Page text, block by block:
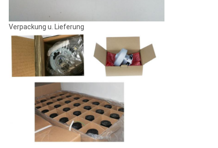
Verpackung u. Lieferung